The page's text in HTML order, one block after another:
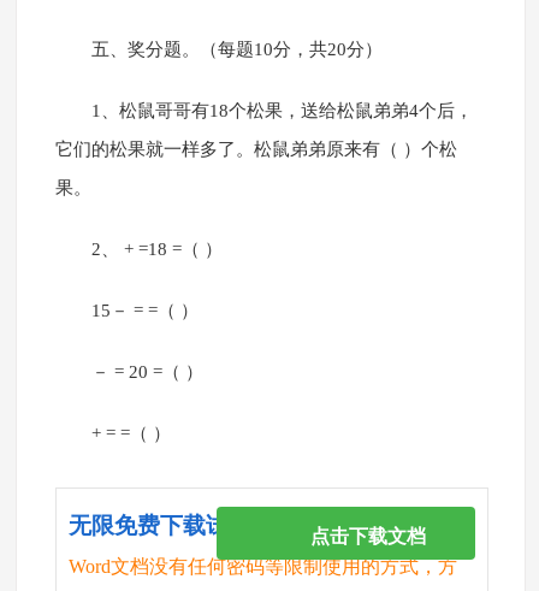
五、奖分题。（每题10分，共20分）
1、松鼠哥哥有18个松果，送给松鼠弟弟4个后，
它们的松果就一样多了。松鼠弟弟原来有（ ）个松
果。
2、 + =18 =（ ）
15－ = =（ ）
－ = 20 =（ ）
+ = =（ ）
无限免费下载试卷
Word文档没有任何密码等限制使用的方式，方
点击下载文档